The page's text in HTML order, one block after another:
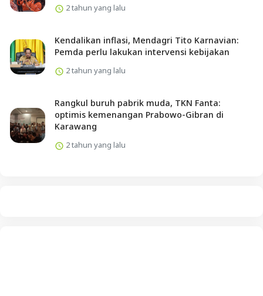
2 tahun yang lalu
Kendalikan inflasi, Mendagri Tito Karnavian:
Pemda perlu lakukan intervensi kebijakan
2 tahun yang lalu
Rangkul buruh pabrik muda, TKN Fanta:
optimis kemenangan Prabowo-Gibran di
Karawang
2 tahun yang lalu